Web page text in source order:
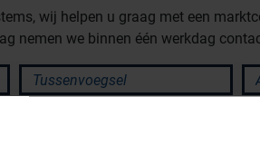
wij helpen u graag met een
nemen we binnen één werkdag
Tussenvoegsel